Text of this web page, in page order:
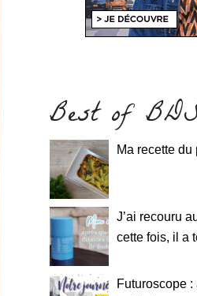
Best of
Ma recette
J’ai recouru
cette fois, il a
Futuroscope